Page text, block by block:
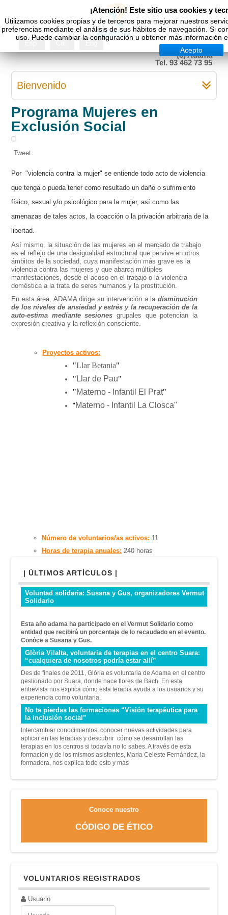
(c) Adama
Tel. 93 462 73 95
¡Atención! Este sitio usa cookies y
Utilizamos cookies propias y de terceros para mejorar nuestros
preferencias mediante el análisis de sus hábitos de navegación. Si
uso. Puede cambiar la configuración u obtener más información
Acepto
Bienvenido
Programa Mujeres en
Exclusión Social
Tweet
Por "violencia contra la mujer" se entiende todo acto de violencia
que tenga o pueda tener como resultado un daño o sufrimiento
físico, sexual y/o psicológico para la mujer, así como las
amenazas de tales actos, la coacción o la privación arbitraria de la
libertad.
Así mismo, la situación de las mujeres en el mercado de trabajo
es el reflejo de una desigualdad estructural que pervive en otros
ámbitos de la sociedad, cuya manifestación más grave es la
violencia contra las mujeres y que abarca múltiples
manifestaciones, desde el acoso en el trabajo o la violencia
doméstica a la trata de seres humanos y la prostitución.
En esta área, ADAMA dirige su intervención a la disminución
de los niveles de ansiedad y estrés y la recuperación de la
auto-estima mediante sesiones grupales que potencian la
expresión creativa y la reflexión consciente.
Proyectos activos:
"Llar Betania"
" Llar de Pau"
"Materno - Infantil El Prat"
" Materno - Infantil La Closca"
Número de voluntarios/as activos: 11
Horas de terapia anuales: 240 horas
| ÚLTIMOS ARTÍCULOS |
Voluntad solidaria: Susana y Gus, organizadores Vermut
Solidario
Esta año adama ha participado en el Vermut Solidario como
entidad que recibirá un porcentaje de lo recaudado en el evento.
Conóce a Susana y Gus.
Glòria Vilalta, voluntaria de terapias en el centro Suara:
“cualquiera de nosotros podría estar allí”
Des de finales de 2011, Glòria es voluntaria de Adama en el centro
gestionado por Suara, donde hace flores de Bach. En esta
entrevista nos explica cómo esta terapia ayuda a los usuarios y su
experiencia como voluntaria.
No te pierdas las formaciones “Visión terapéutica para
la inclusión social”
Intercambiar conocimientos, conocer nuevas actividades para
aplicar en las terapias y descubrir cómo se desarrollan las
terapias en los centros si todavía no lo sabes. A través de esta
formación y de los mismos asistentes, Maria Celeste Fernández, la
formadora, nos explica todo esto y más
Conoce nuestro
CÓDIGO DE ÉTICO
VOLUNTARIOS REGISTRADOS
Usuario